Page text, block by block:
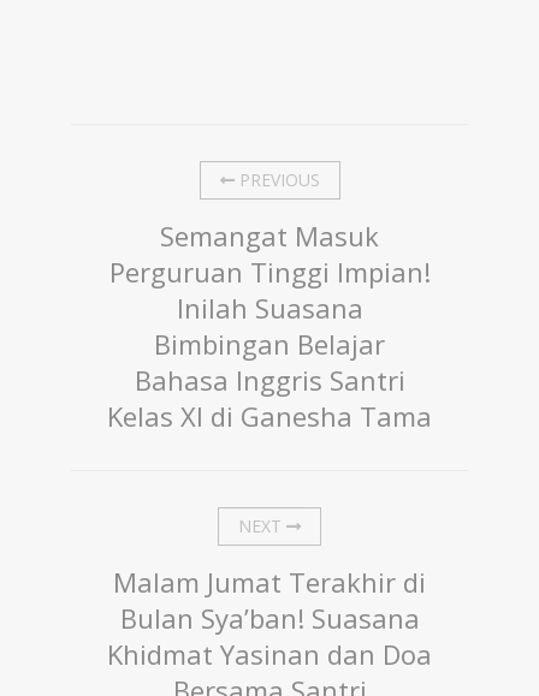
PREVIOUS
Semangat Masuk
Perguruan Tinggi Impian!
Inilah Suasana
Bimbingan Belajar
Bahasa Inggris Santri
Kelas XI di Ganesha Tama
NEXT
Malam Jumat Terakhir di
Bulan Sya’ban! Suasana
Khidmat Yasinan dan Doa